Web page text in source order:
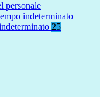
personale
indeterminato
25